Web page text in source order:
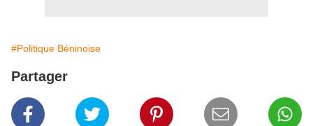
#Politique Béninoise
Partager